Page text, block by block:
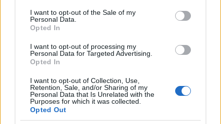
I want to opt-out of the Sale of my
Personal Data.
Opted In
I want to opt-out of processing my
Personal Data for Targeted Advertising.
Opted In
I want to opt-out of Collection, Use,
Retention, Sale, and/or Sharing of my
Personal Data that Is Unrelated with the
Purposes for which it was collected.
Opted Out
Cześć, 18.06.2026. Miałam stosunek z
partnerem bez zabezpieczenia. Po 10h wzięłam
tabletkę Ellaone. Pierwszy dzień ostatniej
miesiączki to 25/26 maja. Zwykle mam okres
5dni. Cykl 28 dni. Za 2 dni powinnam dostać
okres. Aplikacja pokazuje że stosunek był w dni
bardzo się stresuje
pacjentki
gość